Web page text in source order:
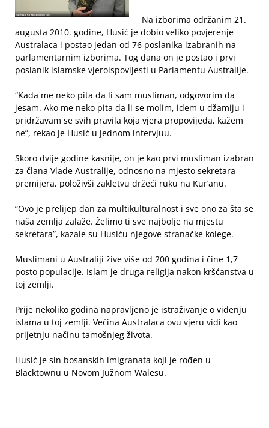
Na izborima održanim 21.
augusta 2010. godine, Husić je dobio veliko povjerenje
Australaca i postao jedan od 76 poslanika izabranih na
parlamentarnim izborima. Tog dana on je postao i prvi
poslanik islamske vjeroispovijesti u Parlamentu Australije.
“Kada me neko pita da li sam musliman, odgovorim da
jesam. Ako me neko pita da li se molim, idem u džamiju i
pridržavam se svih pravila koja vjera propovijeda, kažem
ne”, rekao je Husić u jednom intervjuu.
Skoro dvije godine kasnije, on je kao prvi musliman izabran
za člana Vlade Australije, odnosno na mjesto sekretara
premijera, položivši zakletvu držeći ruku na Kur’anu.
“Ovo je prelijep dan za multikulturalnost i sve ono za šta se
naša zemlja zalaže. Želimo ti sve najbolje na mjestu
sekretara”, kazale su Husiću njegove stranačke kolege.
Muslimani u Australiji žive više od 200 godina i čine 1,7
posto populacije. Islam je druga religija nakon kršćanstva u
toj zemlji.
Prije nekoliko godina napravljeno je istraživanje o viđenju
islama u toj zemlji. Većina Australaca ovu vjeru vidi kao
prijetnju načinu tamošnjeg života.
Husić je sin bosanskih imigranata koji je rođen u
Blacktownu u Novom Južnom Walesu.